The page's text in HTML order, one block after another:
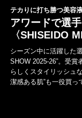
テカりに打ち勝つ美容
アワードで選
〈SHISEIDO
シーズン中に活躍した
SHOW 2025-26”。受
らしくスタイリッシュ
潔感ある肌”も一役買